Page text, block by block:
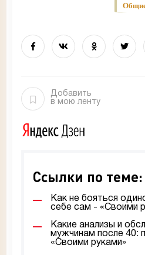
Добавить
в мою ленту
Ссылки по теме:
Как не бояться
себе сам - «Своими
Какие анализы и
мужчинам после 40:
«Своими руками»